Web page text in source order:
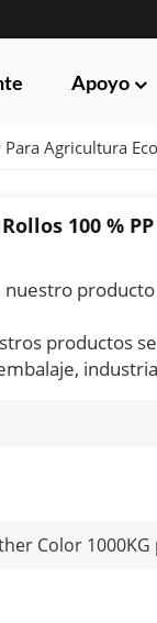
Apoyo
Agricultura
100 %
productos
Color